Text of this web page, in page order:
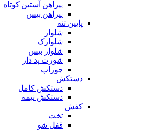
پیراهن آستین کوتاه
پیراهن بیس
پایین تنه
شلوار
شلوارک
شلوار بیس
شورت پد دار
جوراب
دستکش
دستکش کامل
دستکش نیمه
کفش
تخت
قفل شو